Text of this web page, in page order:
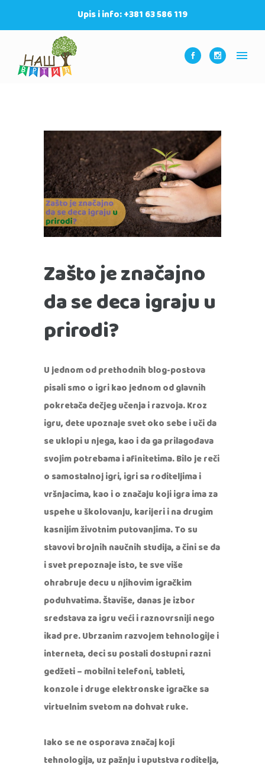
Upis i info: +381 63 586 119
Zašto je značajno
da se deca igraju u
prirodi?
U jednom od prethodnih blog-postova
pisali smo o igri kao jednom od glavnih
pokretačadečjeg učenja i razvoja. Kroz
igru, dete upoznaje svet oko sebe i uči da
se uklopi u njega, kao i da ga prilagođava
svojim potrebama i afinitetima. Bilo je reči
o samostalnoj igri, igri sa roditeljima i
vršnjacima, kao i o značaju koji igra ima za
uspehe u školovanju, karijeri i na drugim
kasnijim životnim putovanjima. To su
stavovi brojnih naučnih studija, a čini se da
i svet prepoznaje isto, te sve više
ohrabruje decu u njihovim igračkim
poduhvatima. Štaviše, danas je izbor
sredstava za igru veći i raznovrsniji nego
ikad pre. Ubrzanim razvojem tehnologije i
interneta, deci su postali dostupni razni
gedžeti – mobilni telefoni, tableti,
konzole i druge elektronske igračke sa
virtuelnim svetom na dohvat ruke.
Iako se ne osporava značaj koji
tehnologija, uz pažnju i uputstva roditelja,